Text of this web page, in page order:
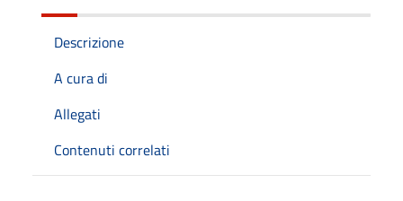
Descrizione
A cura di
Allegati
Contenuti correlati